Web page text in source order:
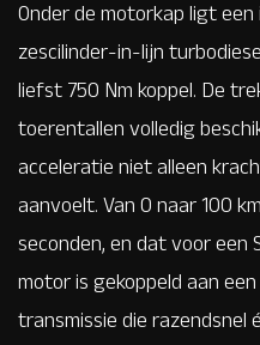
Onder de motorkap ligt
zescilinder-in-lijn
liefst 750 Nm koppel. De
toerentallen volledig
acceleratie niet alleen
aanvoelt. Van 0 naar 100
seconden, en dat voor een
motor is gekoppeld aan
transmissie die razendsnel